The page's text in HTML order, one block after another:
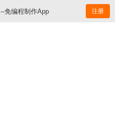
--免编程制作App 注册